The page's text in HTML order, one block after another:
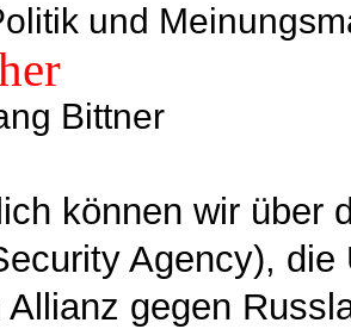
und
Bittner
können wir über
Agency),
gegen